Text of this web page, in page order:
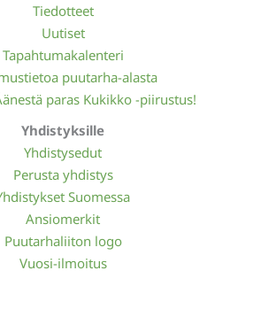
Tiedotteet
Uutiset
Tapahtumakalenteri
puutarha-alasta
paras Kukikko -piirustus!
Yhdistyksille
Yhdistysedut
Perusta yhdistys
Suomessa
Ansiomerkit
Puutarhaliiton logo
Vuosi-ilmoitus